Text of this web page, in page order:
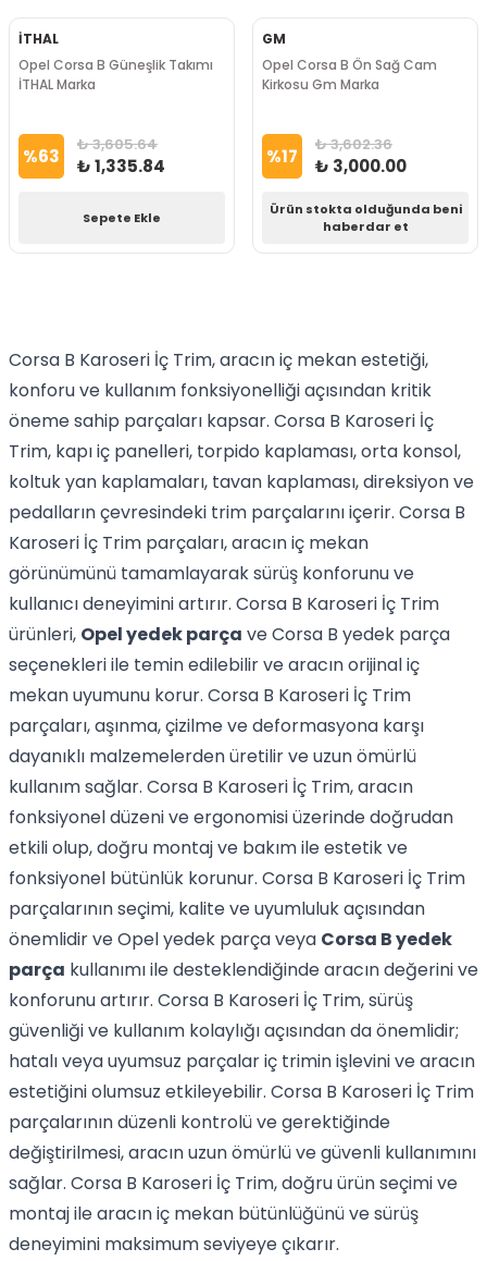
İTHAL
Opel Corsa B Güneşlik Takımı
İTHAL Marka
%63 ₺ 3,605.64
₺ 1,335.84
Sepete Ekle
GM
Opel Corsa B Ön Sağ Cam
Kirkosu Gm Marka
%17 ₺ 3,602.36
₺ 3,000.00
Ürün stokta olduğunda beni
haberdar et
Corsa B Karoseri İç Trim, aracın iç mekan estetiği,
konforu ve kullanım fonksiyonelliği açısından kritik
öneme sahip parçaları kapsar. Corsa B Karoseri İç
Trim, kapı iç panelleri, torpido kaplaması, orta konsol,
koltuk yan kaplamaları, tavan kaplaması, direksiyon ve
pedalların çevresindeki trim parçalarını içerir. Corsa B
Karoseri İç Trim parçaları, aracın iç mekan
görünümünü tamamlayarak sürüş konforunu ve
kullanıcı deneyimini artırır. Corsa B Karoseri İç Trim
ürünleri, Opel yedek parça ve Corsa B yedek parça
seçenekleri ile temin edilebilir ve aracın orijinal iç
mekan uyumunu korur. Corsa B Karoseri İç Trim
parçaları, aşınma, çizilme ve deformasyona karşı
dayanıklı malzemelerden üretilir ve uzun ömürlü
kullanım sağlar. Corsa B Karoseri İç Trim, aracın
fonksiyonel düzeni ve ergonomisi üzerinde doğrudan
etkili olup, doğru montaj ve bakım ile estetik ve
fonksiyonel bütünlük korunur. Corsa B Karoseri İç Trim
parçalarının seçimi, kalite ve uyumluluk açısından
önemlidir ve Opel yedek parça veya Corsa B yedek
parça kullanımı ile desteklendiğinde aracın değerini ve
konforunu artırır. Corsa B Karoseri İç Trim, sürüş
güvenliği ve kullanım kolaylığı açısından da önemlidir;
hatalı veya uyumsuz parçalar iç trimin işlevini ve aracın
estetiğini olumsuz etkileyebilir. Corsa B Karoseri İç Trim
parçalarının düzenli kontrolü ve gerektiğinde
değiştirilmesi, aracın uzun ömürlü ve güvenli kullanımını
sağlar. Corsa B Karoseri İç Trim, doğru ürün seçimi ve
montaj ile aracın iç mekan bütünlüğünü ve sürüş
deneyimini maksimum seviyeye çıkarır.